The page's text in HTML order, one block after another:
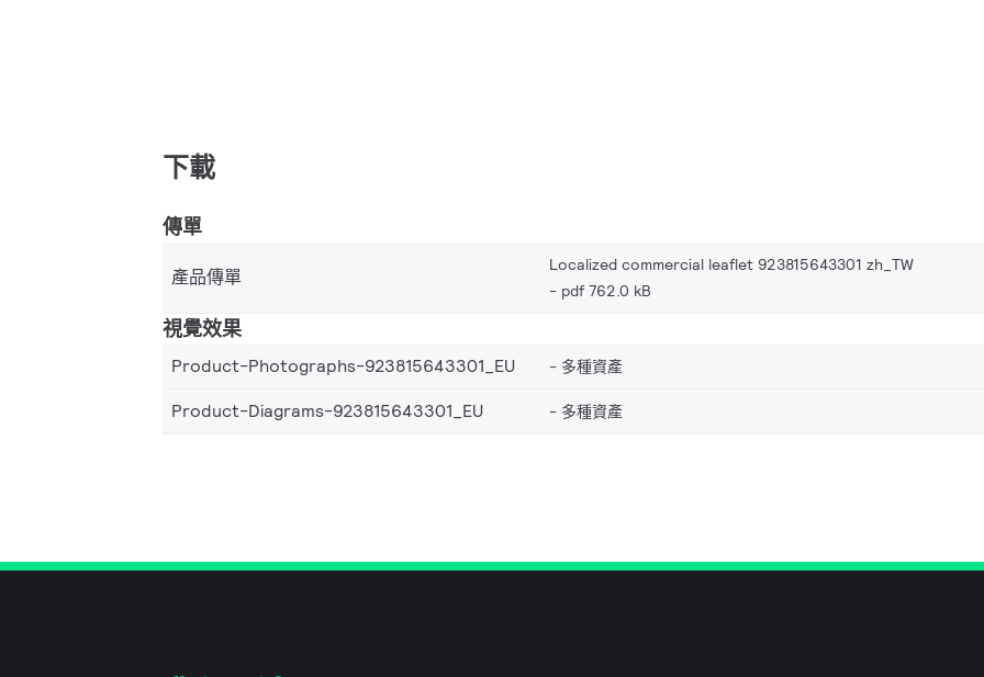
下載
傳單
產品傳單
Localized commercial leaflet 923815643301 zh_TW
pdf 762.0 kB
視覺效果
Product-Photographs-923815643301_EU 多種資產
Product-Diagrams-923815643301_EU
多種資產